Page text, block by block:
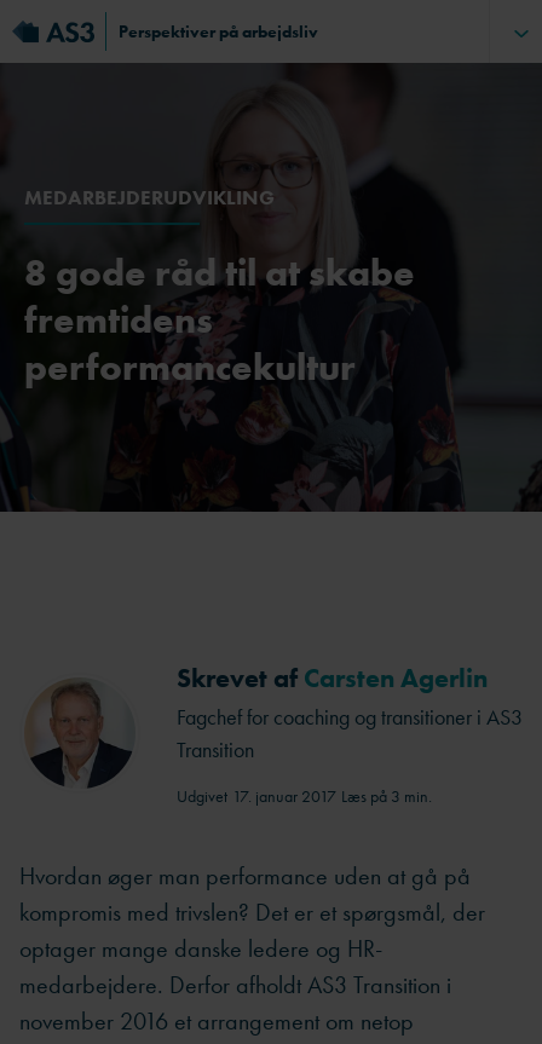
Perspektiver på arbejdsliv
MEDARBEJDERUDVIKLING
8 gode råd til at skabe
fremtidens
performancekultur
Skrevet af Carsten Agerlin
Fagchef for coaching og transitioner i AS3
Transition
Udgivet 17. januar 2017 Læs på 3 min.
Hvordan øger man performance uden at gå på
kompromis med trivslen? Det er et spørgsmål, der
optager mange danske ledere og HR-
medarbejdere. Derfor afholdt AS3 Transition i
november 2016 et arrangement om netop